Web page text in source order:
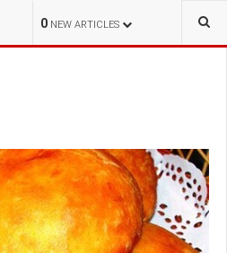
0 NEW ARTICLES
RECEPTEN